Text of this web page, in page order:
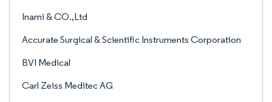
Inami & CO.,Ltd
Accurate Surgical & Scientific Instruments Corporation
BVI Medical
Carl Zeiss Meditec AG